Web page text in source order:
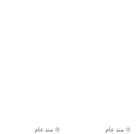
منذ عام منذ عام